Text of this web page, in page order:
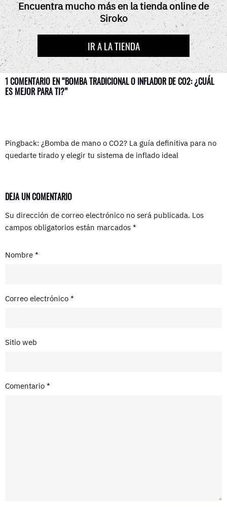
O
O
K
T
T
E
R
)
R
E
S
T
T
A
P
P
Encuentra mucho más en la tienda online de
Siroko
IR A LA TIENDA
1 COMENTARIO EN “BOMBA TRADICIONAL O INFLADOR DE CO2: ¿CUÁL
ES MEJOR PARA TI?”
Pingback: ¿Bomba de mano o CO2? La guía definitiva para no
quedarte tirado y elegir tu sistema de inflado ideal
DEJA UN COMENTARIO
Su dirección de correo electrónico no será publicada. Los
campos obligatorios están marcados *
Nombre *
Correo electrónico *
Sitio web
Comentario *